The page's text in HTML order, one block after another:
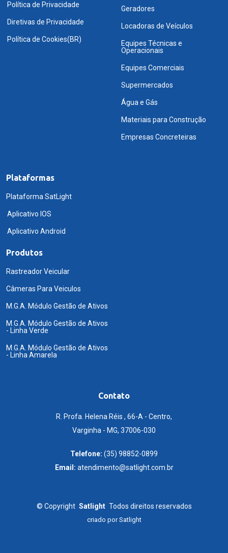
Política de Privacidade
Diretivas de Privacidade
Política de Cookies(BR)
Geradores
Locadoras de Veículos
Equipes Técnicas e
Operacionais
Equipes Comerciais
Supermercados
Água e Gás
Materiais para Construção
Empresas Concreteiras
Plataformas
Plataforma SatLight
Aplicativo IOS
Aplicativo Android
Produtos
Rastreador Veicular
Câmeras Para Veiculos
M.G.A. Módulo Gestão de Ativos
M.G.A. Módulo Gestão de Ativos
- Linha Verde
M.G.A. Módulo Gestão de Ativos
- Linha Amarela
Contato
R. Profa. Helena Réis , 66-A - Centro,
Varginha - MG, 37006-030
Telefone: (35) 98852-0899
Email: atendimento@satlight.com.br
© Copyright Satlight Todos direitos reservados
criado porSatlight